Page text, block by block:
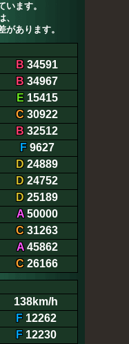
ます。
あります。
B 34591
B 34967
E15415
C 30922
B 32512
F9627
D 24889
D 24752
D 25189
A50000
C 31263
A45862
C 26166
138km/h
F12262
F12230